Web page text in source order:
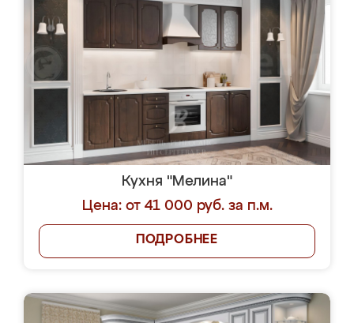
Кухня "Мелина"
Цена: от 41 000 руб. за п.м.
ПОДРОБНЕЕ